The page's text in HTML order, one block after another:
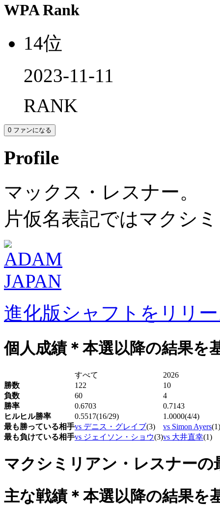
WPA Rank
14位
2023-11-11
RANK
0 ファンになる
Profile
マックス・レスナー。
片仮名表記ではマクシ
進化版シャフトをリリ
個人成績＊本選以降の結果を
すべて
2026
勝数
122
10
負数
60
4
勝率
0.6703
0.7143
ヒルヒル勝率
0.5517(16/29)
1.0000(4/4)
最も勝っている相手vs デニス・グレイブ(3) vs Simon Ayers(1)
最も負けている相手vs ジェイソン・ショウ(3)vs 大井直幸(1)
マクシミリアン・レスナーの
主な戦績＊本選以降の結果を